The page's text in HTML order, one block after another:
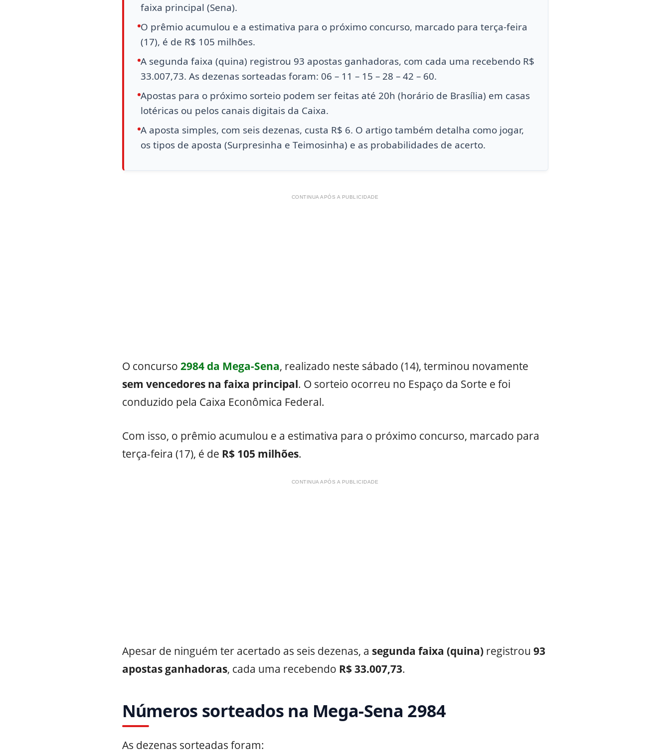
faixa principal (Sena).
O prêmio acumulou e a estimativa para o próximo concurso, marcado para terça-feira
(17), é de R$ 105 milhões.
A segunda faixa (quina) registrou 93 apostas ganhadoras, com cada uma recebendo R$
33.007,73. As dezenas sorteadas foram: 06 – 11 – 15 – 28 – 42 – 60.
Apostas para o próximo sorteio podem ser feitas até 20h (horário de Brasília) em casas
lotéricas ou pelos canais digitais da Caixa.
A aposta simples, com seis dezenas, custa R$ 6. O artigo também detalha como jogar,
os tipos de aposta (Surpresinha e Teimosinha) e as probabilidades de acerto.
CONTINUA APÓS A PUBLICIDADE
O concurso 2984 da Mega-Sena, realizado neste sábado (14), terminou novamente
sem vencedores na faixa principal. O sorteio ocorreu no Espaço da Sorte e foi
conduzido pela Caixa Econômica Federal.
Com isso, o prêmio acumulou e a estimativa para o próximo concurso, marcado para
terça-feira (17), é de R$ 105 milhões.
CONTINUA APÓS A PUBLICIDADE
Apesar de ninguém ter acertado as seis dezenas, a segunda faixa (quina)registrou 93
apostas ganhadoras, cada uma recebendo R$ 33.007,73.
Números sorteados na Mega-Sena 2984
As dezenas sorteadas foram: